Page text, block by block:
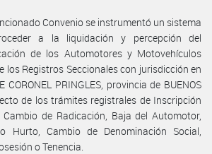
Convenio se instrumentó un sistema
a la liquidación y percepción del
de los Automotores y Motovehículos
los Registros Seccionales con jurisdicción en
CORONEL PRINGLES, provincia de BUENOS
de los trámites registrales de Inscripción
Cambio de Radicación, Baja del Automotor,
Hurto, Cambio de Denominación Social,
o Tenencia.